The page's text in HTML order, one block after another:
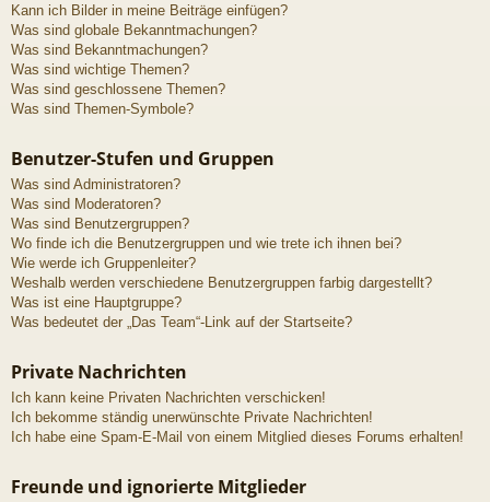
Kann ich Bilder in meine Beiträge einfügen?
Was sind globale Bekanntmachungen?
Was sind Bekanntmachungen?
Was sind wichtige Themen?
Was sind geschlossene Themen?
Was sind Themen-Symbole?
Benutzer-Stufen und Gruppen
Was sind Administratoren?
Was sind Moderatoren?
Was sind Benutzergruppen?
Wo finde ich die Benutzergruppen und wie trete ich ihnen bei?
Wie werde ich Gruppenleiter?
Weshalb werden verschiedene Benutzergruppen farbig dargestellt?
Was ist eine Hauptgruppe?
Was bedeutet der „Das Team“-Link auf der Startseite?
Private Nachrichten
Ich kann keine Privaten Nachrichten verschicken!
Ich bekomme ständig unerwünschte Private Nachrichten!
Ich habe eine Spam-E-Mail von einem Mitglied dieses Forums erhalten!
Freunde und ignorierte Mitglieder